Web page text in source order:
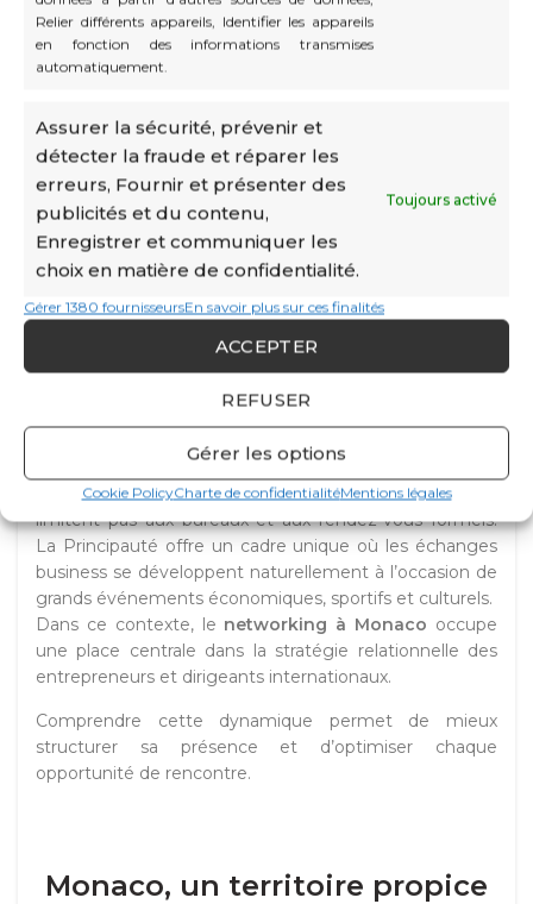
Relier différents appareils, Identifier les appareils
en fonction des informations transmises
automatiquement.
Assurer la sécurité, prévenir et
détecter la fraude et réparer les
erreurs, Fournir et présenter des
publicités et du contenu,
Enregistrer et communiquer les
choix en matière de confidentialité.
Toujours activé
Gérer 1380 fournisseursEn savoir plus sur ces finalités
ACCEPTER
REFUSER
Gérer les options
Cookie PolicyCharte de confidentialitéMentions légales
05
BUSINESS CENTER NETWORKING
Networking à Monaco : comment
les grands événements favorisent
les rencontres professionnelles
À Monaco, les rencontres professionnelles ne se
limitent pas aux bureaux et aux rendez-vous formels.
La Principauté offre un cadre unique où les échanges
business se développent naturellement à l’occasion de
grands événements économiques, sportifs et culturels.
Dans ce contexte, le networking à Monaco occupe
une place centrale dans la stratégie relationnelle des
entrepreneurs et dirigeants internationaux.
Comprendre cette dynamique permet de mieux
structurer sa présence et d’optimiser chaque
opportunité de rencontre.
Monaco, un territoire propice